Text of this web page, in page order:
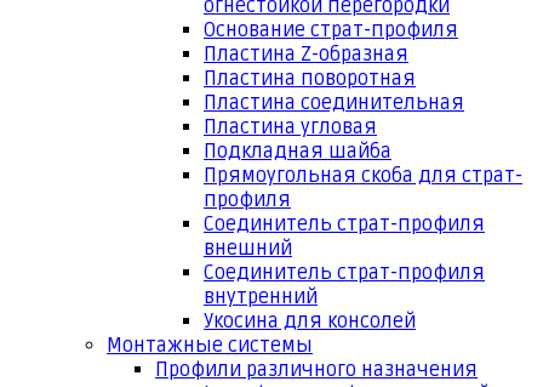
огнестойкой перегородки
Основание страт-профиля
Пластина Z-образная
Пластина поворотная
Пластина соединительная
Пластина угловая
Подкладная шайба
Прямоугольная скоба для страт-
профиля
Соединитель страт-профиля
внешний
Соединитель страт-профиля
внутренний
Укосина для консолей
Монтажные системы
Профили различного назначения